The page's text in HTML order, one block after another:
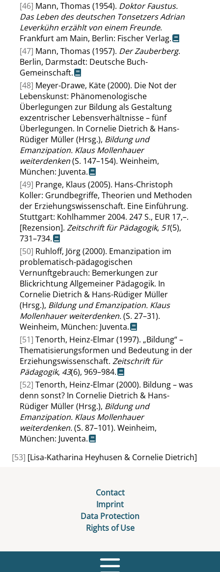
[46] Mann, Thomas (1954). Doktor Faustus.
Das Leben des deutschen Tonsetzers Adrian
Leverkühn erzählt von einem Freunde.
Frankfurt am Main, Berlin: Fischer Verlag.
[47] Mann, Thomas (1957). Der Zauberberg.
Berlin, Darmstadt: Deutsche Buch-
Gemeinschaft.
[48] Meyer-Drawe, Käte (2000). Die Not der
Lebenskunst: Phänomenologische
Überlegungen zur Bildung als Gestaltung
exzentrischer Lebensverhältnisse – fünf
Überlegungen. In Cornelie Dietrich & Hans-
Rüdiger Müller (Hrsg.), Bildung und
Emanzipation. Klaus Mollenhauer
weiterdenken(S. 147–154). Weinheim,
München: Juventa.
[49] Prange, Klaus (2005). Hans-Christoph
Koller: Grundbegriffe, Theorien und Methoden
der Erziehungswissenschaft. Eine Einführung.
Stuttgart: Kohlhammer 2004. 247 S., EUR 17,–.
[Rezension]. Zeitschrift für Pädagogik, 51(5),
731–734.
[50] Ruhloff, Jörg (2000). Emanzipation im
problematisch-pädagogischen
Vernunftgebrauch: Bemerkungen zur
Blickrichtung Allgemeiner Pädagogik. In
Cornelie Dietrich & Hans-Rüdiger Müller
(Hrsg.), Bildung und Emanzipation. Klaus
Mollenhauer weiterdenken.(S. 27–31).
Weinheim, München: Juventa.
[51] Tenorth, Heinz-Elmar (1997). „Bildung“–
Thematisierungsformen und Bedeutung in der
Erziehungswissenschaft. Zeitschrift für
Pädagogik, 43(6), 969–984.
[52] Tenorth, Heinz-Elmar (2000). Bildung – was
denn sonst? In Cornelie Dietrich & Hans-
Rüdiger Müller (Hrsg.), Bildung und
Emanzipation. Klaus Mollenhauer
weiterdenken.(S. 87–101). Weinheim,
München: Juventa.
[53] [Lisa-Katharina Heyhusen & Cornelie Dietrich]
Contact
Imprint
Data Protection
Rights of Use